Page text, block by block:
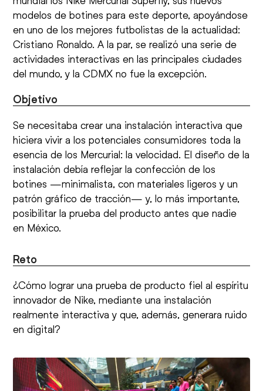
modelos de botines para este deporte, apoyándose
en uno de los mejores futbolistas de la actualidad:
Cristiano Ronaldo. A la par, se realizó una serie de
actividades interactivas en las principales ciudades
del mundo, y la CDMX no fue la excepción.
Objetivo
Se necesitaba crear una instalación interactiva que
hiciera vivir a los potenciales consumidores toda la
esencia de los Mercurial: la velocidad. El diseño de la
instalación debía reflejar la confección de los
botines —minimalista, con materiales ligeros y un
patrón gráfico de tracción— y, lo más importante,
posibilitar la prueba del producto antes que nadie
en México.
Reto
¿Cómo lograr una prueba de producto fiel al espíritu
innovador de Nike, mediante una instalación
realmente interactiva y que, además, generara ruido
en digital?